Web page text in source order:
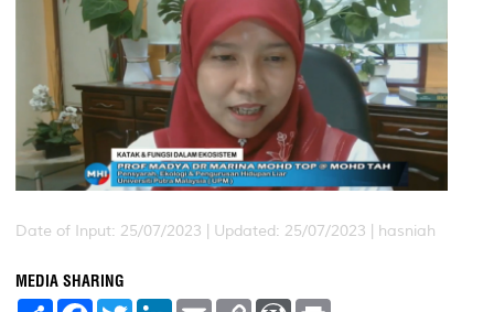
Date of Input: 25/07/2023 | Updated: 25/07/2023 | hasniah
MEDIA SHARING
S
F
T
L
E
C
W